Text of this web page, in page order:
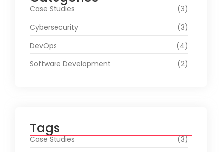
Case Studies
(3)
Cybersecurity
(3)
DevOps
(4)
Software Development
(2)
Tags
Case Studies
(3)